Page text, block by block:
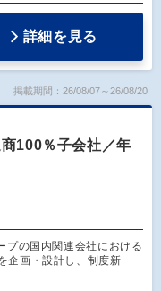
詳細を見る
掲載期間：26/08/07～26/08/20
100％子会社／年
プの国内関連会社における
企画・設計し、制度新